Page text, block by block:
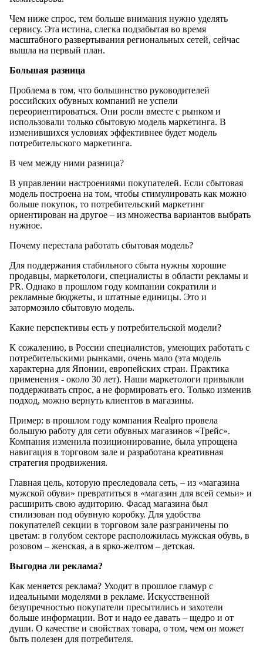
Чем ниже спрос, тем больше внимания нужно уделять
сервису. Эта истина, слегка подзабытая во время
масштабного развертывания региональных сетей, сейчас
вышла на первый план.
Большая разница
Проблема в том, что большинство руководителей
российских обувных компаний не успели
переориентироваться. Они росли вместе с рынком и
использовали только сбытовую модель маркетинга. В
изменившихся условиях эффективнее будет модель
потребительского маркетинга.
В чем между ними разница?
В управлении настроениями покупателей. Если сбытовая
модель построена на том, чтобы стимулировать как можно
больше покупок, то потребительский маркетинг
ориентирован на другое – из множества вариантов выбрать
нужное.
Почему перестала работать сбытовая модель?
Для поддержания стабильного сбыта нужны хорошие
продавцы, маркетологи, специалисты в области рекламы и
PR. Однако в прошлом году компании сократили и
рекламные бюджеты, и штатные единицы. Это и
затормозило сбытовую модель.
Какие перспективы есть у потребительской модели?
К сожалению, в России специалистов, умеющих работать с
потребительскими рынками, очень мало (эта модель
характерна для Японии, европейских стран. Практика
применения - около 30 лет). Наши маркетологи привыкли
поддерживать спрос, а не формировать его. Только изменив
подход, можно вернуть клиентов в магазины.
Пример: в прошлом году компания Realpro провела
большую работу для сети обувных магазинов «Трейс».
Компания изменила позиционирование, была упрощена
навигация в торговом зале и разработана креативная
стратегия продвижения.
Главная цель, которую преследовала сеть, – из «магазина
мужской обуви» превратиться в «магазин для всей семьи» и
расширить свою аудиторию. Фасад магазина был
стилизован под обувную коробку. Для удобства
покупателей секции в торговом зале разграничены по
цветам: в голубом секторе расположилась мужская обувь, в
розовом – женская, а в ярко-желтом – детская.
Выгодна ли реклама?
Как меняется реклама? Уходит в прошлое гламур с
идеальными моделями в рекламе. Искусственной
безупречностью покупатели пресытились и захотели
больше информации. Вот и надо ее давать – щедро и от
души. О качестве и свойствах товара, о том, чем он может
быть полезен для потребителя.